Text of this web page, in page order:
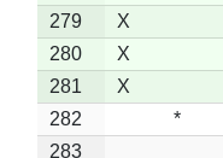
279
X
280
X
281
X
282
*
283